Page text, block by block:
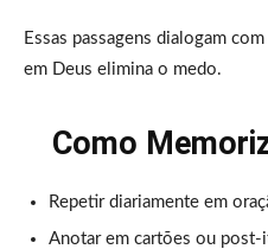
Essas passagens dialogam
em Deus elimina o medo.
Como
Repetir diariamente em
Anotar em cartões ou post-